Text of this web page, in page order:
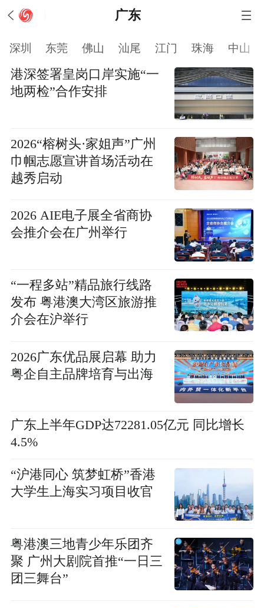
广东
深圳 东莞 佛山 汕尾 江门 珠海 中山
港深签署皇岗口岸实施“一
地两检”合作安排
2026“榕树头·家姐声”广州
巾帼志愿宣讲首场活动在
越秀启动
2026 AIE电子展全省商协
会推介会在广州举行
“一程多站”精品旅行线路
发布 粤港澳大湾区旅游推
介会在沪举行
2026广东优品展启幕 助力
粤企自主品牌培育与出海
广东上半年GDP达72281.05亿元 同比增长
4.5%
“沪港同心 筑梦虹桥”香港
大学生上海实习项目收官
粤港澳三地青少年乐团齐
聚 广州大剧院首推“一日三
团三舞台”